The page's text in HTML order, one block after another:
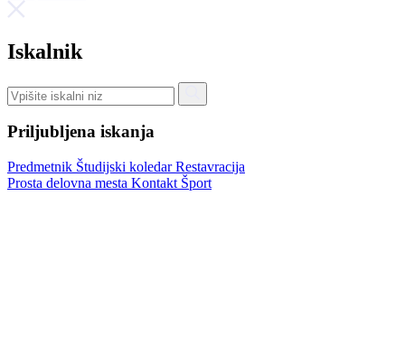
Iskalnik
Priljubljena iskanja
Predmetnik Študijski koledarRestavracija
Prosta delovna mesta Kontakt Šport